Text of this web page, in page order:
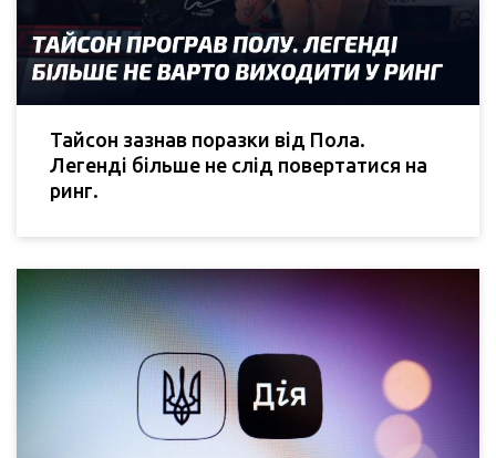
Тайсон зазнав поразки від Пола.
Легенді більше не слід повертатися на
ринг.